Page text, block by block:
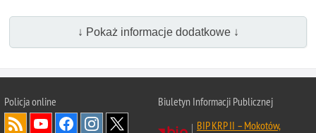
↓ Pokaż informacje dodatkowe ↓
Policja online
Biuletyn Informacji Publicznej
BIP KRP II – Mokotów,